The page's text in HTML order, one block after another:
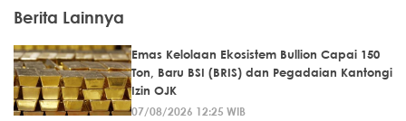
Berita Lainnya
Emas Kelolaan Ekosistem Bullion Capai 150
Ton, Baru BSI (BRIS) dan Pegadaian Kantongi
Izin OJK
07/08/2026 12:25 WIB